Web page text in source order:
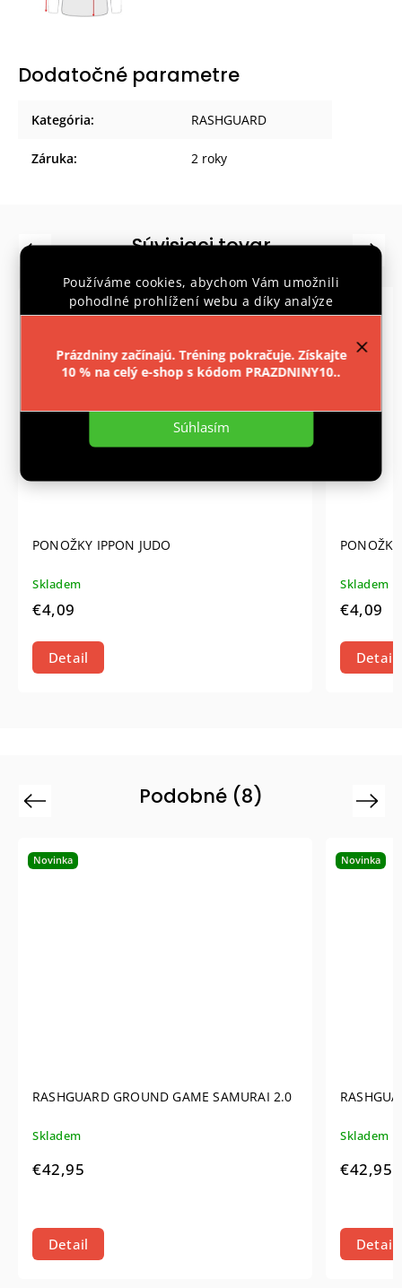
Používáme cookies, abychom Vám umožnili
pohodlné prohlížení webu a díky analýze
provozu webu neustále zlepšovali jeho funkce,
Nastavenie
Súhlasím
Prázdniny začínajú. Tréning pokračuje. Získajte
10 % na celý e-shop s kódom PRAZDNINY10..
Dodatočné parametre
Kategória: RASHGUARD
Záruka: 2 roky
Súvisiaci tovar
Previous
PONOŽKY IPPON JUDO
Skladem
€4,09
Detail
Skladem
€4,09
Detail
Next
Podobné (8)
Previous
Novinka
RASHGUARD GROUND GAME SAMURAI 2.0
Skladem
€42,95
Detail
Novinka
Skladem
€42,95
Detail
Next